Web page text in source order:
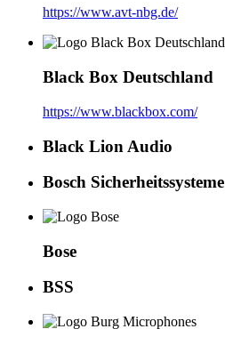
https://www.avt-nbg.de/
Black Box Deutschland
https://www.blackbox.com/
Black Lion Audio
Bosch Sicherheitssysteme
Bose
BSS